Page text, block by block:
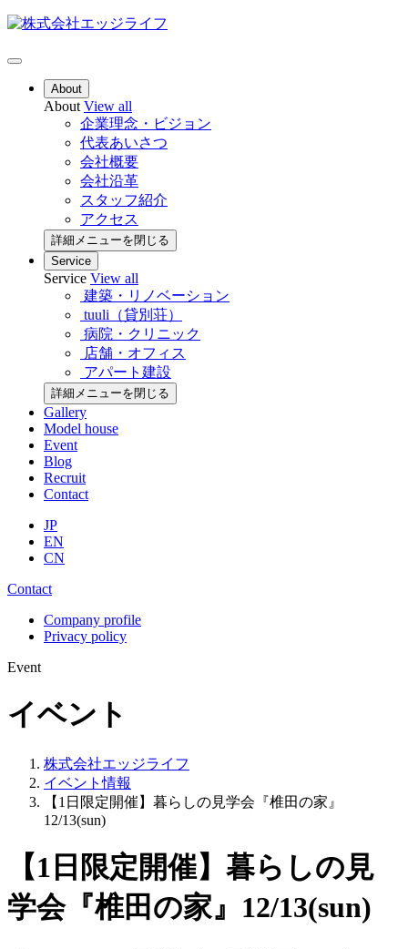
About
About View all
企業理念・ビジョン
代表あいさつ
会社概要
会社沿革
スタッフ紹介
アクセス
詳細メニューを閉じる
Service
Service View all
建築・リノベーション
tuuli（貸別荘）
病院・クリニック
店舗・オフィス
アパート建設
詳細メニューを閉じる
Gallery
Model house
Event
Blog
Recruit
Contact
JP
EN
CN
Contact
Company profile
Privacy policy
Event
イベント
株式会社エッジライフ
イベント情報
【1日限定開催】暮らしの見学会『椎田の家』
12/13(sun)
【1日限定開催】暮らしの見
学会『椎田の家』12/13(sun)